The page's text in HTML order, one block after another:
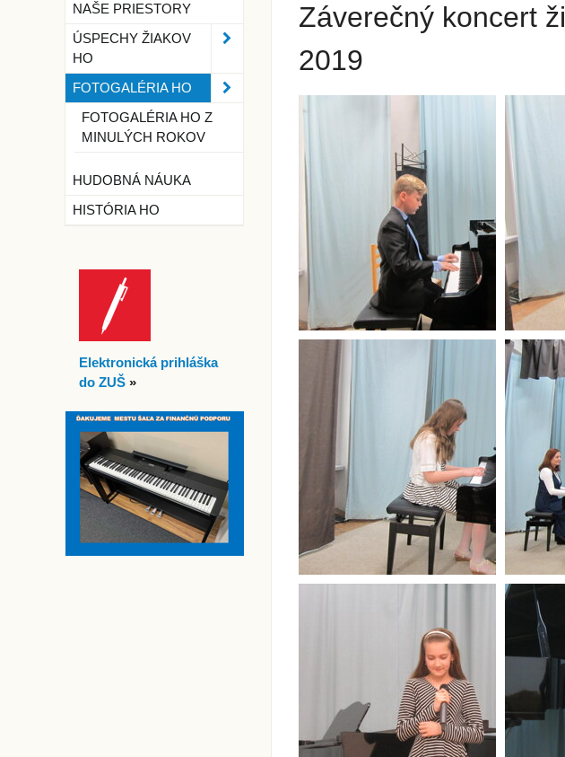
Záverečný koncert
2019
NAŠE PRIESTORY
ÚSPECHY ŽIAKOV
HO
FOTOGALÉRIA HO
FOTOGALÉRIA HO Z
MINULÝCH ROKOV
HUDOBNÁ NÁUKA
HISTÓRIA HO
Elektronická prihláška
do ZUŠ »